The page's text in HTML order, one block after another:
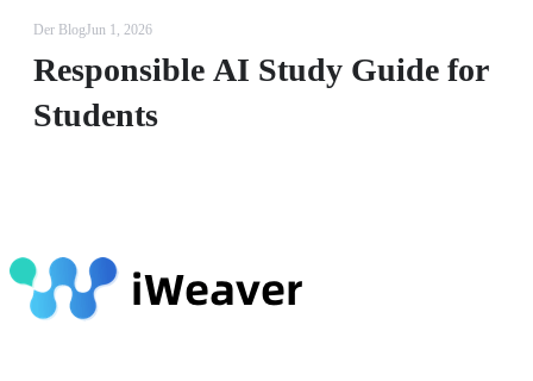
Der BlogJun 1, 2026
Responsible AI Study Guide for
Students